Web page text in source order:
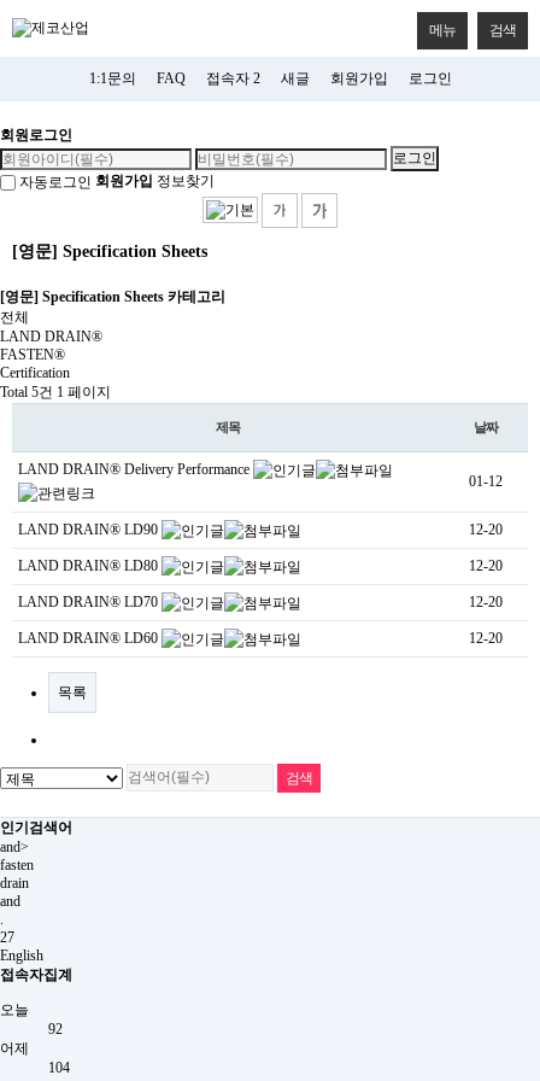
메뉴 검색
1:1문의 FAQ 접속자 2 새글 회원가입 로그인
회원로그인
자동로그인 회원가입 정보찾기
[영문] Specification Sheets
[영문] Specification Sheets 카테고리
전체
LAND DRAIN®
FASTEN®
Certification
Total 5건 1 페이지
제목 날짜
LAND DRAIN® Delivery Performance
01-12
LAND DRAIN® LD90 12-20
LAND DRAIN® LD80 12-20
LAND DRAIN® LD70 12-20
LAND DRAIN® LD60 12-20
목록
인기검색어
and>
fasten
drain
and
27
English
접속자집계
오늘
92
어제
104